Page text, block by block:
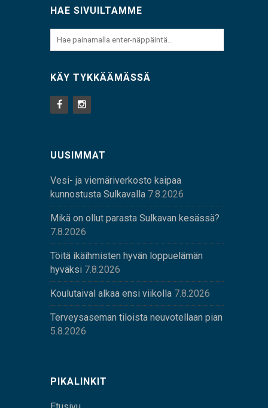
HAE SIVUILTAMME
KÄY TYKKÄÄMÄSSÄ
UUSIMMAT
Vesi- ja viemäriverkosto kaipaa
kunnostusta Sulkavalla 7.8.2026
Mikä on ollut parasta Sulkavan kesässä?
7.8.2026
Töitä ikäihmisten hyvän loppuelämän
hyväksi 7.8.2026
Koulutaival alkaa ensi viikolla 7.8.2026
Terveysaseman tiloista neuvotellaan pian
5.8.2026
PIKALINKIT